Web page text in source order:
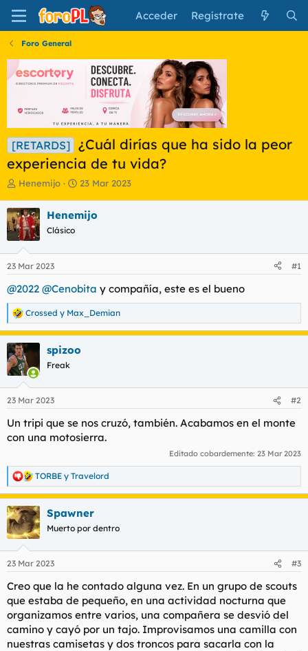
Acceder Regístrate
Foro General
[RETARDS]
¿Cuál dirías que ha sido la peor
experiencia de tu vida?
I
i
c
i
a
d
o
d
e
l
t
e
m
a
Henemijo
F
h
e
i
c
i
o
23 Mar 2023
Henemijo
Clásico
23 Mar 2023 #1
@2022 @Cenobita y compañía, este es el bueno
R
e
a
c
c
i
e
:
Crossed y Max_Demian
spizoo
Freak
23 Mar 2023 #2
Un tripi que se nos cruzó, también. Acabamos en el monte
con una motosierra.
Editado cobardemente: 23 Mar 2023
R
e
a
c
c
i
e
:
TORBE y Travelord
Spawner
Muerto por dentro
23 Mar 2023 #3
Creo que la he contado alguna vez. En un grupo de scouts
que estaba de pequeño, en una actividad nocturna que
organizamos entre varios, una compañera se desvió del
camino y cayó por un tajo. Improvisamos una camilla con
nuestras camisetas y dos troncos para sacarla con la